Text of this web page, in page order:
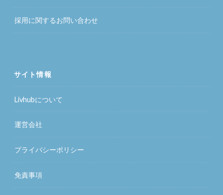
採用に関するお問い合わせ
サイト情報
Livhubについて
運営会社
プライバシーポリシー
免責事項